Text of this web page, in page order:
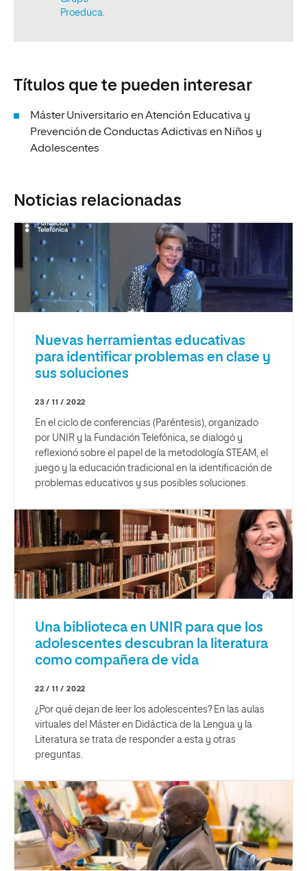
Títulos que te pueden interesar
Máster Universitario en Atención Educativa y
Prevención de Conductas Adictivas en Niños y
Adolescentes
Noticias relacionadas
Nuevas herramientas educativas
para identificar problemas en clase y
sus soluciones
23 / 11 / 2022
En el ciclo de conferencias (Paréntesis), organizado
por UNIR y la Fundación Telefónica, se dialogó y
reflexionó sobre el papel de la metodología STEAM, el
juego y la educación tradicional en la identificación de
problemas educativos y sus posibles soluciones.
Una biblioteca en UNIR para que los
adolescentes descubran la literatura
como compañera de vida
22 / 11 / 2022
¿Por qué dejan de leer los adolescentes? En las aulas
virtuales del Máster en Didáctica de la Lengua y la
Literatura se trata de responder a esta y otras
preguntas.